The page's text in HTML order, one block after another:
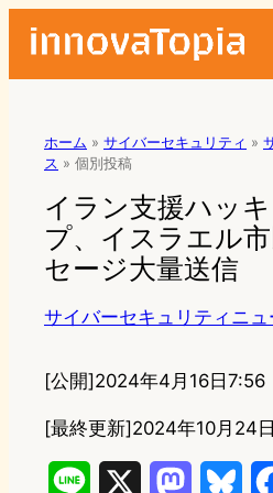
ホーム » サイバーセキュリティ »
ス » 個別投稿
イラン支援ハッ
プ、イスラエル
セージ大量送信
サイバーセキュリティニュ
[公開]2024年4月16日7:56
[最終更新]2024年10月24